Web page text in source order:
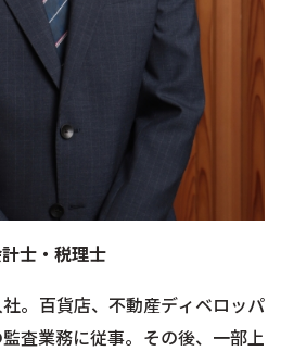
士・税理士
。百貨店、不動産ディベロッパ
査業務に従事。その後、一部上